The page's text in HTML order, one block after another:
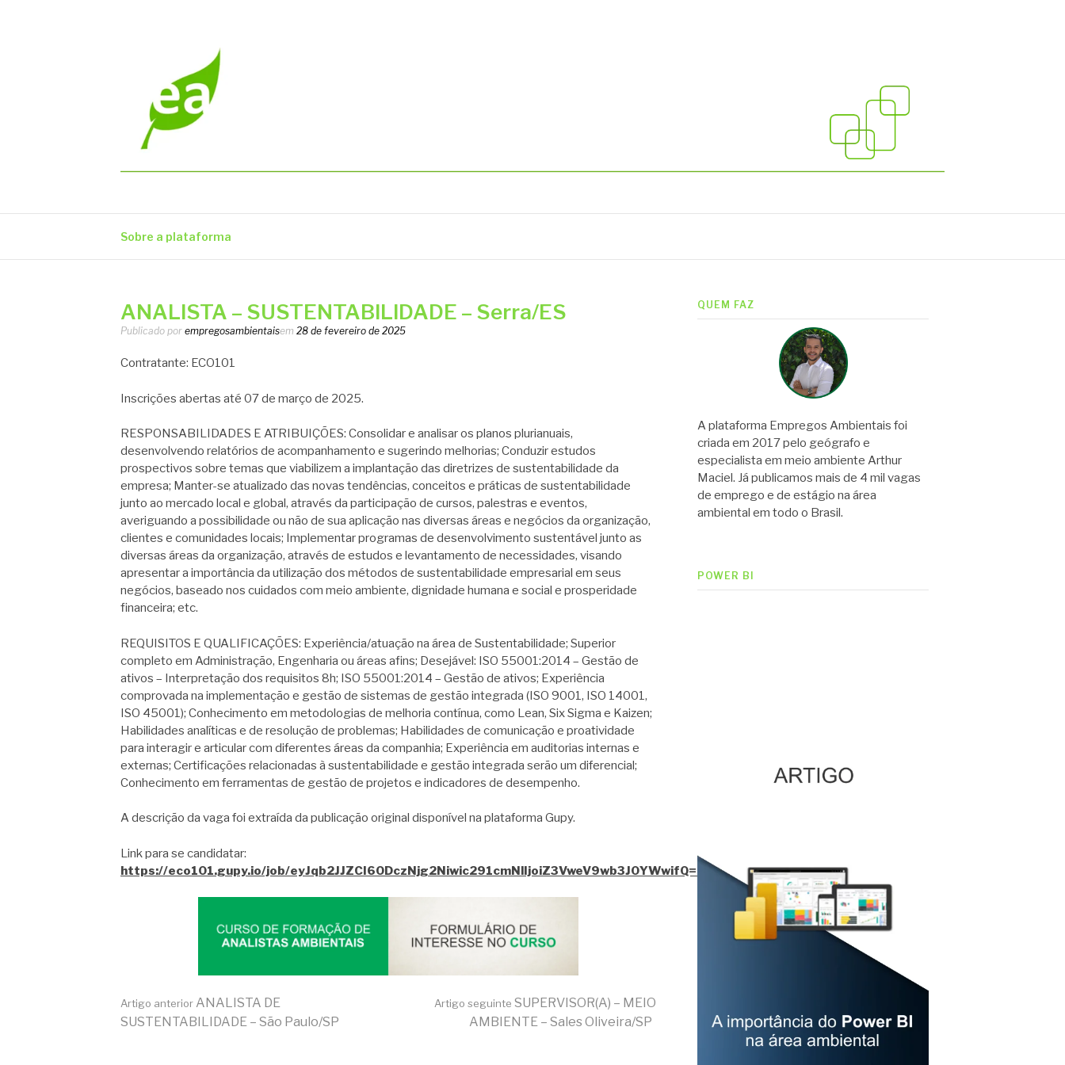
Sobre a plataforma
ANALISTA – SUSTENTABILIDADE – Serra/ES
Publicado por empregosambientaisem 28 de fevereiro de 2025
Contratante: ECO101
Inscrições abertas até 07 de março de 2025.
RESPONSABILIDADES E ATRIBUIÇÕES: Consolidar e analisar os planos plurianuais,
desenvolvendo relatórios de acompanhamento e sugerindo melhorias; Conduzir estudos
prospectivos sobre temas que viabilizem a implantação das diretrizes de sustentabilidade da
empresa; Manter-se atualizado das novas tendências, conceitos e práticas de sustentabilidade
junto ao mercado local e global, através da participação de cursos, palestras e eventos,
averiguando a possibilidade ou não de sua aplicação nas diversas áreas e negócios da organização,
clientes e comunidades locais; Implementar programas de desenvolvimento sustentável junto as
diversas áreas da organização, através de estudos e levantamento de necessidades, visando
apresentar a importância da utilização dos métodos de sustentabilidade empresarial em seus
negócios, baseado nos cuidados com meio ambiente, dignidade humana e social e prosperidade
financeira; etc.
REQUISITOS E QUALIFICAÇÕES: Experiência/atuação na área de Sustentabilidade; Superior
completo em Administração, Engenharia ou áreas afins; Desejável: ISO 55001:2014 – Gestão de
ativos – Interpretação dos requisitos 8h; ISO 55001:2014 – Gestão de ativos; Experiência
comprovada na implementação e gestão de sistemas de gestão integrada (ISO 9001, ISO 14001,
ISO 45001); Conhecimento em metodologias de melhoria contínua, como Lean, Six Sigma e Kaizen;
Habilidades analíticas e de resolução de problemas; Habilidades de comunicação e proatividade
para interagir e articular com diferentes áreas da companhia; Experiência em auditorias internas e
externas; Certificações relacionadas à sustentabilidade e gestão integrada serão um diferencial;
Conhecimento em ferramentas de gestão de projetos e indicadores de desempenho.
A descrição da vaga foi extraída da publicação original disponível na plataforma Gupy.
Link para se candidatar:
https://eco101.gupy.io/job/eyJqb2JJZCI6ODczNjg2Niwic291cmNlIjoiZ3VweV9wb3J0YWwifQ==
Continue
Artigo anterior ANALISTA DE
SUSTENTABILIDADE – São Paulo/SP
Artigo seguinte SUPERVISOR(A) – MEIO
AMBIENTE – Sales Oliveira/SP
QUEM FAZ
A plataforma Empregos Ambientais foi
criada em 2017 pelo geógrafo e
especialista em meio ambiente Arthur
Maciel. Já publicamos mais de 4 mil vagas
de emprego e de estágio na área
ambiental em todo o Brasil.
POWER BI